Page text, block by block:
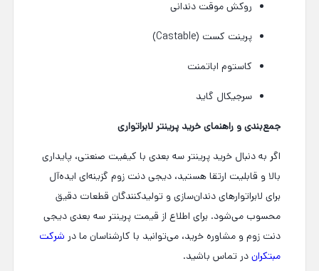
روکش موقت دندانی
پرینت کست (Castable)
کاستوم اباتمنت
سرجیکال گاید
جمع‌بندی و راهنمای خرید پرینتر لابراتواری
اگر به دنبال خرید پرینتر سه بعدی با کیفیت صنعتی، پایداری
بالا و قابلیت ارتقا هستید، دیجی دنت زوم گزینه‌ای ایده‌آل
برای لابراتوارهای دندان‌سازی و تولیدکنندگان قطعات دقیق
محسوب می‌شود. برای اطلاع از قیمت پرینتر سه بعدی دیجی
دنت زوم و مشاوره خرید، می‌توانید با کارشناسان ما در شرکت
مبتکران در تماس باشید.